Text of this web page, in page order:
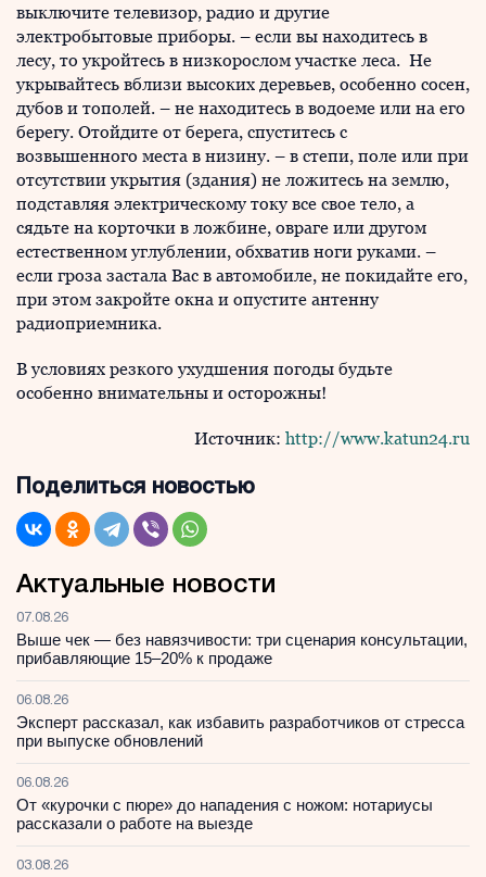
выключите телевизор, радио и другие
электробытовые приборы. – если вы находитесь в
лесу, то укройтесь в низкорослом участке леса. Не
укрывайтесь вблизи высоких деревьев, особенно сосен,
дубов и тополей. – не находитесь в водоеме или на его
берегу. Отойдите от берега, спуститесь с
возвышенного места в низину. – в степи, поле или при
отсутствии укрытия (здания) не ложитесь на землю,
подставляя электрическому току все свое тело, а
сядьте на корточки в ложбине, овраге или другом
естественном углублении, обхватив ноги руками. –
если гроза застала Вас в автомобиле, не покидайте его,
при этом закройте окна и опустите антенну
радиоприемника.
В условиях резкого ухудшения погоды будьте
особенно внимательны и осторожны!
Источник: http://www.katun24.ru
Поделиться новостью
Актуальные новости
07.08.26
Выше чек — без навязчивости: три сценария консультации,
прибавляющие 15–20% к продаже
06.08.26
Эксперт рассказал, как избавить разработчиков от стресса
при выпуске обновлений
06.08.26
От «курочки с пюре» до нападения с ножом: нотариусы
рассказали о работе на выезде
03.08.26